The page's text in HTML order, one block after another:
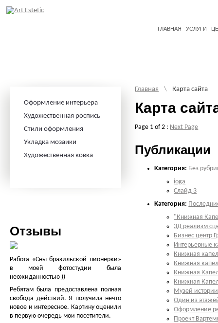
ГЛАВНАЯ УСЛУГИ
Оформление интерьера
Художественная роспись
Стили оформления
Укладка мозаики
Художественная ковка
Отзывы
Работа «Сны бразильской пионерки»
в моей фотостудии была
неожиданностью ))
Ребятам была предоставлена полная
свобода действий. Я получила нечто
новое и интересное. Картину оценили
в первую очередь мои посетители.
Главная \ Карта сайта
Карта
Page 1 of 2 : Next Page
Публикации
Категория: Без
ioga
Слайд 3
Категория:
"Книжная
3Д реализм
Бизнес центр
Интерьерные
Книжная
Книжная
Книжная
Книжная
Музей
Один из
Оформление
Проект